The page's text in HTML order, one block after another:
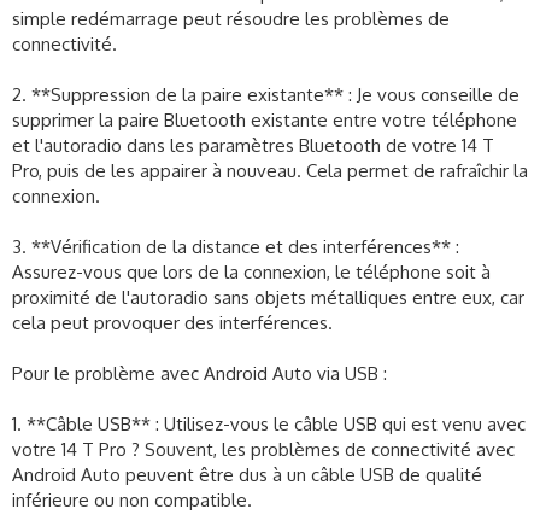
simple redémarrage peut résoudre les problèmes de
connectivité.
2. **Suppression de la paire existante** : Je vous conseille de
supprimer la paire Bluetooth existante entre votre téléphone
et l'autoradio dans les paramètres Bluetooth de votre 14 T
Pro, puis de les appairer à nouveau. Cela permet de rafraîchir la
connexion.
3. **Vérification de la distance et des interférences** :
Assurez-vous que lors de la connexion, le téléphone soit à
proximité de l'autoradio sans objets métalliques entre eux, car
cela peut provoquer des interférences.
Pour le problème avec Android Auto via USB :
1. **Câble USB** : Utilisez-vous le câble USB qui est venu avec
votre 14 T Pro ? Souvent, les problèmes de connectivité avec
Android Auto peuvent être dus à un câble USB de qualité
inférieure ou non compatible.